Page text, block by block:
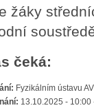
žáky
čeká:
Fyzikálním ústavu
13.10.2025 - 10:00